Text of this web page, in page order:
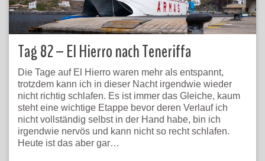
Tag 82 – El Hierro nach Teneriffa
Die Tage auf El Hierro waren mehr als entspannt,
trotzdem kann ich in dieser Nacht irgendwie wieder
nicht richtig schlafen. Es ist immer das Gleiche, kaum
steht eine wichtige Etappe bevor deren Verlauf ich
nicht vollständig selbst in der Hand habe, bin ich
irgendwie nervös und kann nicht so recht schlafen.
Heute ist das aber gar…